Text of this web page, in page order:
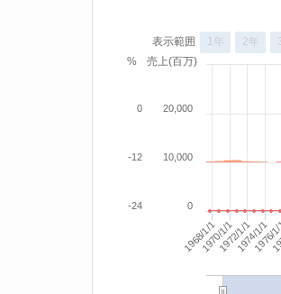
売上(百万)
%
1968/1/11970/1/11972/1/11974/1/1
1976/
0
20,000
10,000
0
-24
-12
表示範囲 1年 2年